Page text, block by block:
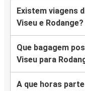
Existem viagens
Viseu e Rodange?
Que bagagem
Viseu para
A que horas